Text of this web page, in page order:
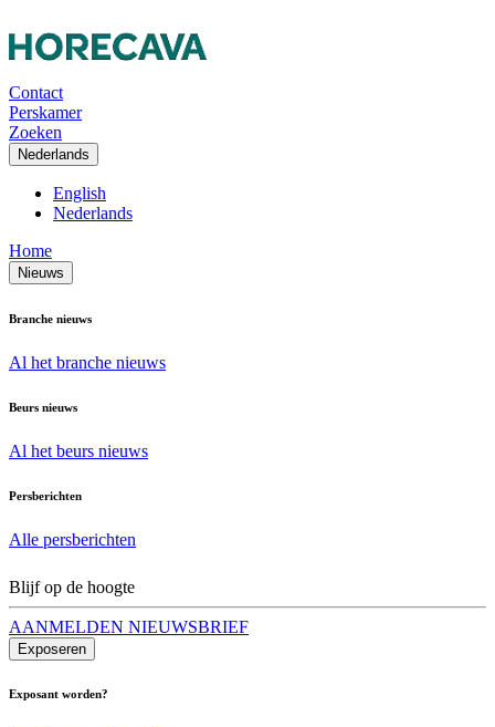
Contact
Perskamer
Zoeken
Nederlands
English
Nederlands
Home
Nieuws
Branche nieuws
Al het branche nieuws
Beurs nieuws
Al het beurs nieuws
Persberichten
Alle persberichten
Blijf op de hoogte
AANMELDEN NIEUWSBRIEF
Exposeren
Exposant worden?